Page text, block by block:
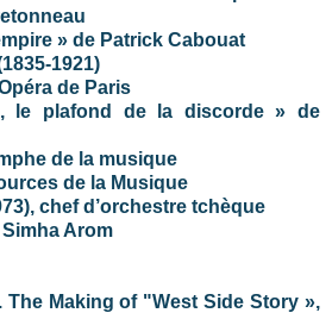
» de Patrick Cabouat
1921)
de Paris
le plafond de la discorde » de
de la musique
de la Musique
chef d’orchestre tchèque
Arom
Making of "West Side Story »,